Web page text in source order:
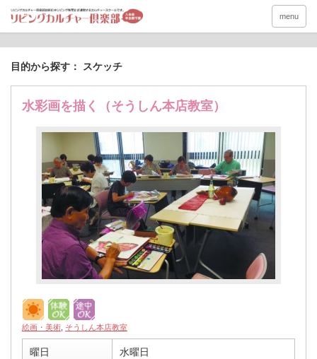
menu
目的から探す： スケッチ
水彩画を描く（そうしん本店教室）
絵画・美術, そうしん本店教室
曜日 水曜日